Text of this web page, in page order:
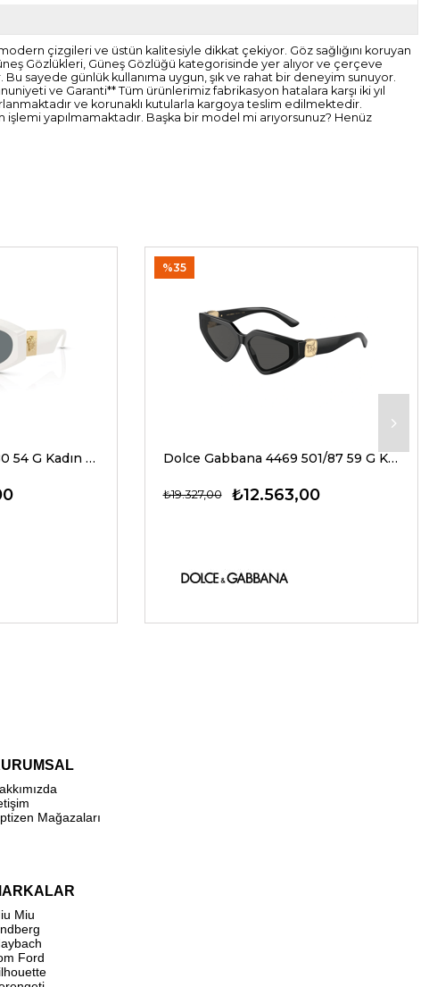
çizgileri ve üstün kalitesiyle dikkat çekiyor. Göz sağlığını koruyan
Gözlükleri, Güneş Gözlüğü kategorisinde yer alıyor ve çerçeve
sayede günlük kullanıma uygun, şık ve rahat bir deneyim sunuyor.
ve Garanti** Tüm ürünlerimiz fabrikasyon hatalara karşı iki yıl
ve korunaklı kutularla kargoya teslim edilmektedir.
yapılmamaktadır. Başka bir model mi arıyorsunuz? Henüz
Versace 4466U 546280 54 G Kadın Güneş Gözlükleri Dolce Gabbana 4469 501/87 59 G Kadın Güneş Gözlükleri
₺12.563,00
₺19.327,00
%35
Mağazaları
Miu
Ford